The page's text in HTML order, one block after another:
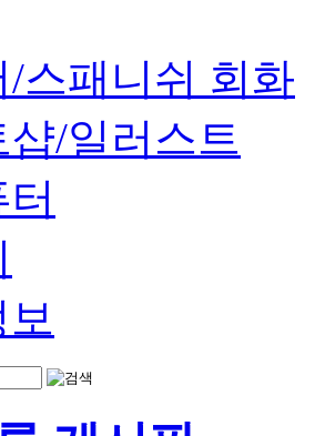
/스패니쉬 회화
샵/일러스트